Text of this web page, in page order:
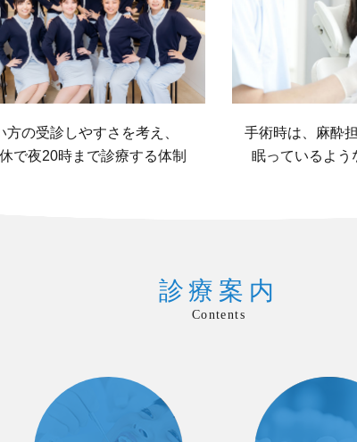
方の受診しやすさを考え、
で夜20時まで診療する体制
手術時は、麻酔
眠っているよう
診療案内
Contents